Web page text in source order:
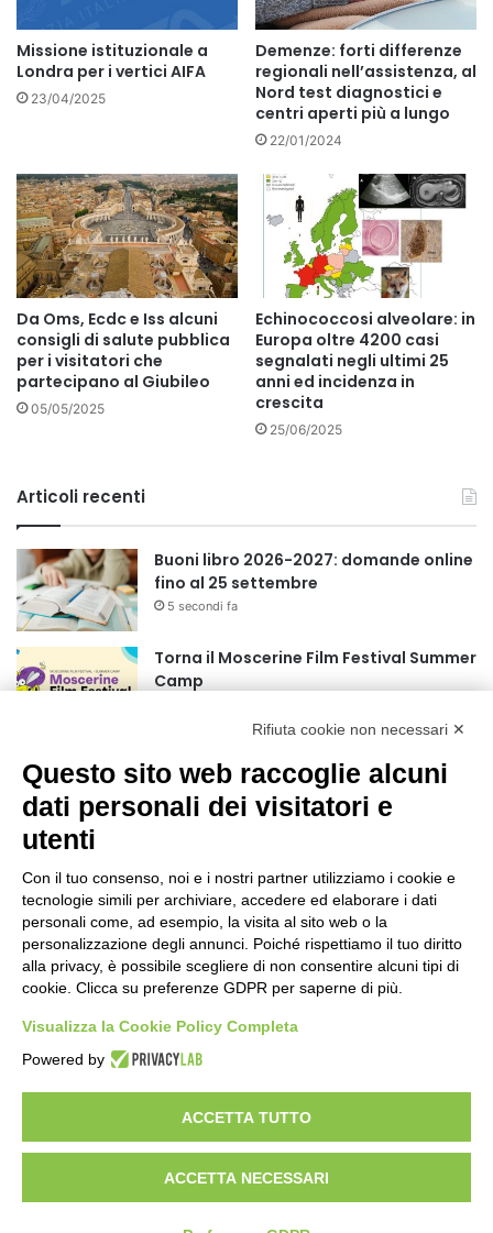
Missione istituzionale a
Londra per i vertici AIFA
23/04/2025
Demenze: forti differenze
regionali nell’assistenza, al
Nord test diagnostici e
centri aperti più a lungo
22/01/2024
Da Oms, Ecdc e Iss alcuni
consigli di salute pubblica
per i visitatori che
partecipano al Giubileo
05/05/2025
Echinococcosi alveolare: in
Europa oltre 4200 casi
segnalati negli ultimi 25
anni ed incidenza in
crescita
25/06/2025
Articoli recenti
Buoni libro 2026-2027: domande online
fino al 25 settembre
5 secondi fa
Torna il Moscerine Film Festival Summer
Camp
edizione
2 ore fa
valanga verso le semifinali
19 ore fa
Stadio Olimpico, definito il piano
mobilità 2026-27
23 ore fa
Rapporto OsMed 2025 sull’uso dei
farmaci in Italia
1 giorno fa
Privacy Policy
Rifiuta cookie non necessari ✕
Questo sito web raccoglie alcuni
dati personali dei visitatori e
utenti
Con il tuo consenso, noi e i nostri partner utilizziamo i cookie e
tecnologie simili per archiviare, accedere ed elaborare i dati
personali come, ad esempio, la visita al sito web o la
personalizzazione degli annunci. Poiché rispettiamo il tuo diritto
alla privacy, è possibile scegliere di non consentire alcuni tipi di
cookie. Clicca su preferenze GDPR per saperne di più.
Visualizza la Cookie Policy Completa
Powered by
ACCETTA TUTTO
ACCETTA NECESSARI